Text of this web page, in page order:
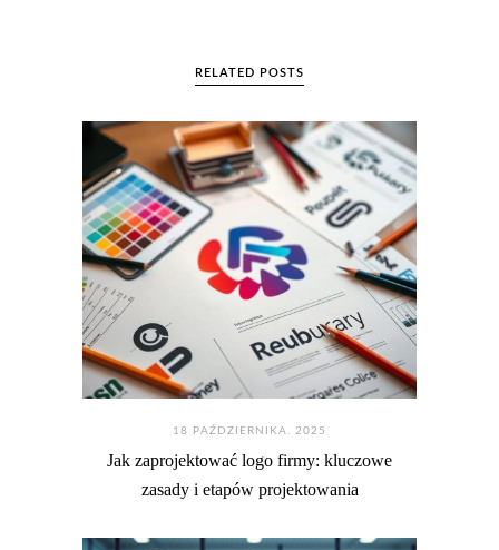
RELATED POSTS
18 PAŹDZIERNIKA. 2025
Jak zaprojektować logo firmy: kluczowe
zasady i etapów projektowania